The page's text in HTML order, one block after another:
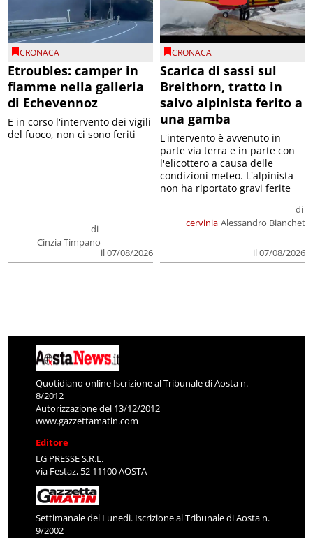
CRONACA
Etroubles: camper in
fiamme nella galleria
di Echevennoz
di
Cinzia Timpano
il 07/08/2026
E in corso l'intervento dei vigili
del fuoco, non ci sono feriti
CRONACA
Scarica di sassi sul
Breithorn, tratto in
salvo alpinista ferito a
una gamba
cervinia
di
Alessandro Bianchet
il 07/08/2026
L'intervento è avvenuto in
parte via terra e in parte con
l'elicottero a causa delle
condizioni meteo. L'alpinista
non ha riportato gravi ferite
Quotidiano online Iscrizione al Tribunale di Aosta n.
8/2012
Autorizzazione del 13/12/2012
www.gazzettamatin.com
Editore
LG PRESSE S.R.L.
via Festaz, 52 11100 AOSTA
Settimanale del Lunedì. Iscrizione al Tribunale di Aosta n.
9/2002